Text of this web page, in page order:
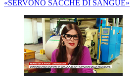
«SERVONO SACCHE DI SANGUE»